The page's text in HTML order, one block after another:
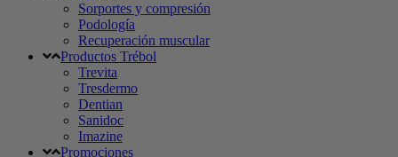
Sorportes y compresión
Podología
Recuperación muscular
Productos Trébol
Trevita
Tresdermo
Dentian
Sanidoc
Imazine
Promociones